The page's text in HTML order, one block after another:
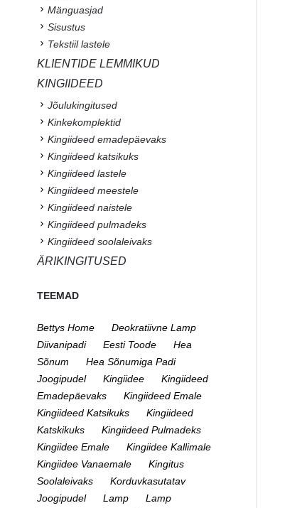
Mänguasjad
Sisustus
Tekstiil lastele
KLIENTIDE LEMMIKUD
KINGIIDEED
Jõulukingitused
Kinkekomplektid
Kingiideed emadepäevaks
Kingiideed katsikuks
Kingiideed lastele
Kingiideed meestele
Kingiideed naistele
Kingiideed pulmadeks
Kingiideed soolaleivaks
ÄRIKINGITUSED
TEEMAD
Bettys Home
Deokratiivne Lamp
Diivanipadi
Eesti Toode
Hea
Sõnum
Hea Sõnumiga Padi
Joogipudel
Kingiidee
Kingiideed
Emadepäevaks
Kingiideed Emale
Kingiideed Katsikuks
Kingiideed
Katskikuks
Kingiideed Pulmadeks
Kingiidee Emale
Kingiidee Kallimale
Kingiidee Vanaemale
Kingitus
Soolaleivaks
Korduvkasutatav
Joogipudel
Lamp
Lamp